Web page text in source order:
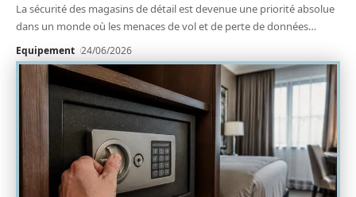
La sécurité des magasins de détail est devenue une priorité absolue
dans un monde où les menaces de vol et de perte de données…
Equipement 24/06/2026